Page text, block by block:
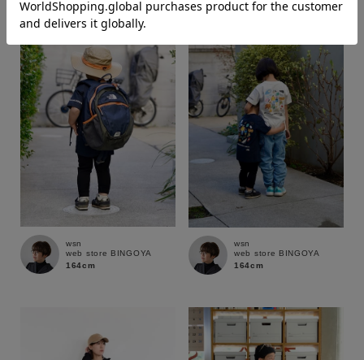
価格
商品タイプ
通常商品 予約商品
セール価格 WEB限定
在庫
在庫あり 在庫なし含む
wsn
web store BINGOYA
164cm
wsn
web store BINGOYA
164cm